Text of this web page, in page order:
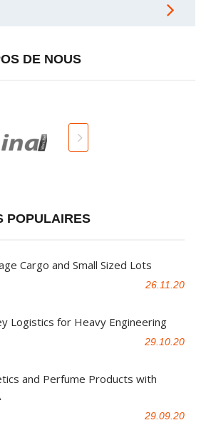
DE NOUS
POPULAIRES
Cargo and Small Sized Lots
26.11.20
Logistics for Heavy Engineering
29.10.20
and Perfume Products with
29.09.20